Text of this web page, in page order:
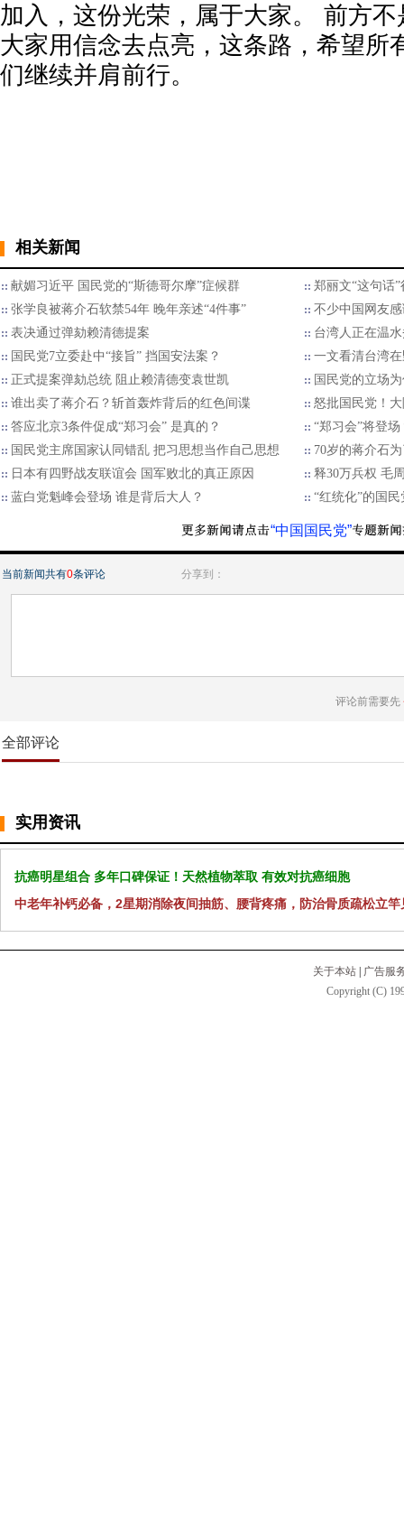
加入，这份光荣，属于大家。 前方
大家用信念去点亮，这条路，希望所
们继续并肩前行。
相关新闻
献媚习近平 国民党的“斯德哥尔摩”症候群
郑丽文“这句话
张学良被蒋介石软禁54年 晚年亲述“4件事”
不少中国网友
表决通过弹劾赖清德提案
台湾人正在温
国民党7立委赴中“接旨” 挡国安法案？
一文看清台湾
正式提案弹劾总统 阻止赖清德变袁世凯
国民党的立场
谁出卖了蒋介石？斩首轰炸背后的红色间谍
怒批国民党！
答应北京3条件促成“郑习会” 是真的？
“郑习会”将登
国民党主席国家认同错乱 把习思想当作自己思想
70岁的蒋介石
日本有四野战友联谊会 国军败北的真正原因
释30万兵权 毛
蓝白党魁峰会登场 谁是背后大人？
“红统化”的国
“中国国民党”
当前新闻共有0条评论 分享到：
评论前需要先
全部评论
实用资讯
抗癌明星组合 多年口碑保证！天然植物萃取 有效对抗癌细胞
中老年补钙必备，2星期消除夜间抽筋、腰背疼痛，防治骨质疏松立竿
关于本站
广告服
Copyright (C)